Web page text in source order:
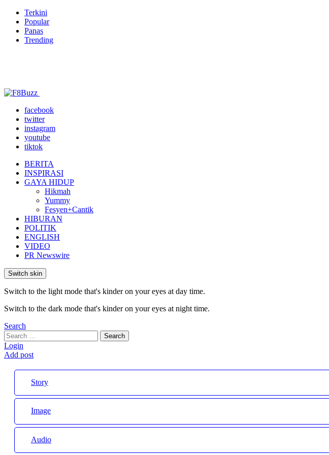
Terkini
Popular
Panas
Trending
facebook
twitter
instagram
youtube
tiktok
BERITA
INSPIRASI
GAYA HIDUP
Hikmah
Yummy
Fesyen+Cantik
HIBURAN
POLITIK
ENGLISH
VIDEO
PR Newswire
Switch skin
Switch to the light mode that's kinder on your eyes at day time.
Switch to the dark mode that's kinder on your eyes at night time.
Search
Search
for:
Search
Login
Add post
Story
Image
Audio